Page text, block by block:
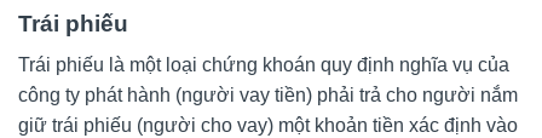
Trái phiếu
Trái phiếu là một loại chứng khoán quy định nghĩa vụ của
công ty phát hành (người vay tiền) phải trả cho người nắm
giữ trái phiếu (người cho vay) một khoản tiền xác định vào